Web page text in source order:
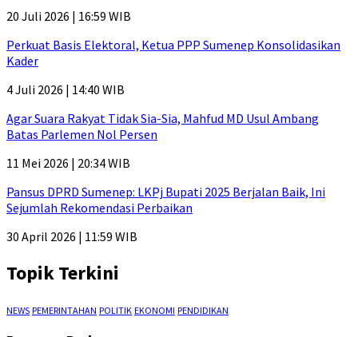
20 Juli 2026 | 16:59 WIB
Perkuat Basis Elektoral, Ketua PPP Sumenep Konsolidasikan
Kader
4 Juli 2026 | 14:40 WIB
Agar Suara Rakyat Tidak Sia-Sia, Mahfud MD Usul Ambang
Batas Parlemen Nol Persen
11 Mei 2026 | 20:34 WIB
Pansus DPRD Sumenep: LKPj Bupati 2025 Berjalan Baik, Ini
Sejumlah Rekomendasi Perbaikan
30 April 2026 | 11:59 WIB
Topik Terkini
NEWS PEMERINTAHAN POLITIK EKONOMI PENDIDIKAN